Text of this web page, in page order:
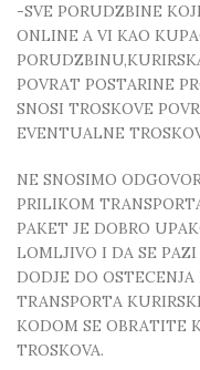
-SVE PORUDZBINE
ONLINE A VI KAO
POVRAT POSTARINE
SNOSI TROSKOVE
EVENTUALNE
NE SNOSIMO
PRILIKOM
PAKET JE DOBRO
LOMLJIVO I DA SE
DODJE DO
TRANSPORTA
KODOM SE OBRATITE
TROSKOVA.